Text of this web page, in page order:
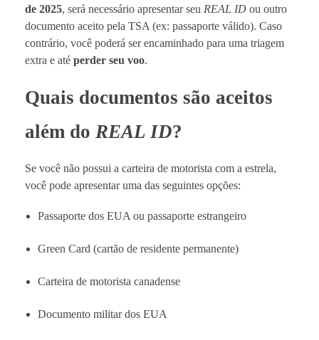
de 2025, será necessário apresentar seu REAL ID ou outro
documento aceito pela TSA (ex: passaporte válido). Caso
contrário, você poderá ser encaminhado para uma triagem
extra e até perder seu voo.
Quais documentos são aceitos
além do REAL ID?
Se você não possui a carteira de motorista com a estrela,
você pode apresentar uma das seguintes opções:
Passaporte dos EUA ou passaporte estrangeiro
Green Card (cartão de residente permanente)
Carteira de motorista canadense
Documento militar dos EUA